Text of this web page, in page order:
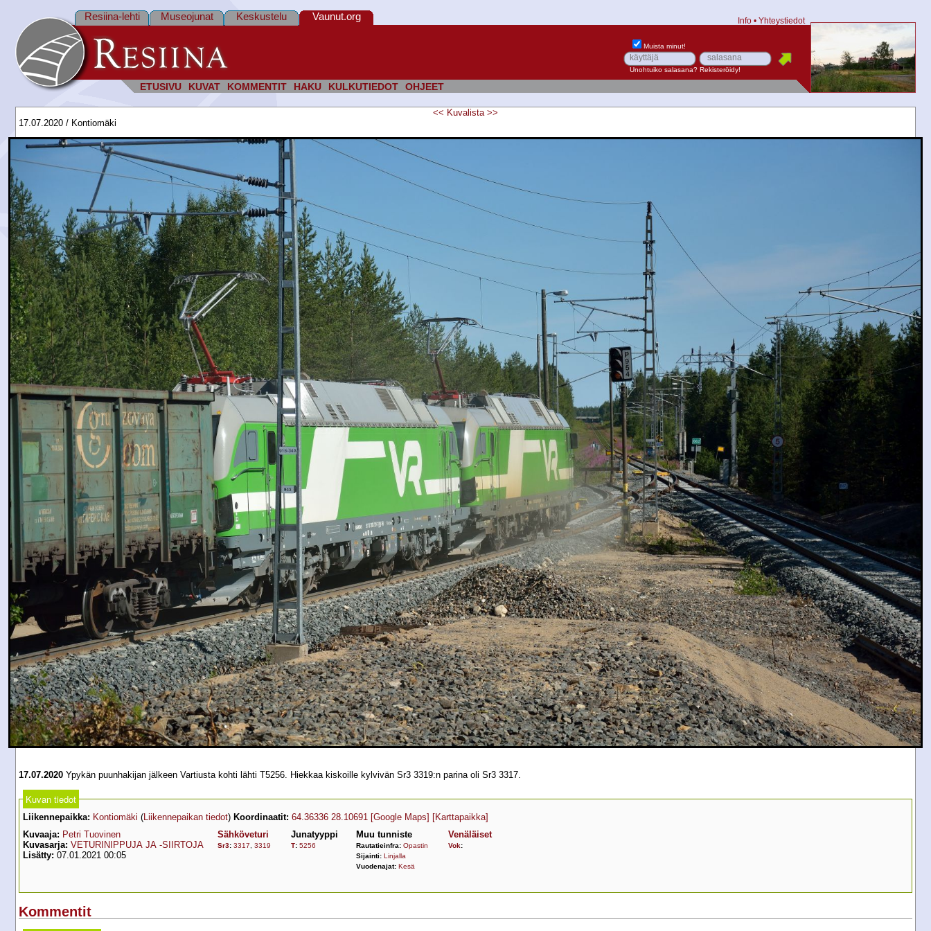
ETUSIVU KUVAT KOMMENTIT HAKU KULKUTIEDOT OHJEET
Resiina-lehti Museojunat Keskustelu Vaunut.org Info • Yhteystiedot
Muista minut!
Unohtuiko salasana? Rekisteröidy!
<< Kuvalista >>
17.07.2020 / Kontiomäki
17.07.2020 Ypykän puunhakijan jälkeen Vartiusta kohti lähti T5256. Hiekkaa kiskoille kylvivän Sr3 3319:n parina oli Sr3 3317.
Kuvan tiedot
Liikennepaikka: Kontiomäki (Liikennepaikan tiedot) Koordinaatit: 64.36336 28.10691 [Google Maps] [Karttapaikka]
Kuvaaja: Petri Tuovinen
Kuvasarja: VETURINIPPUJA JA -SIIRTOJA
Lisätty: 07.01.2021 00:05
Sähköveturi
Sr3: 3317 3319
Junatyyppi
T: 5256
Muu tunniste
Rautatieinfra: Opastin
Sijainti: Linjalla
Vuodenajat: Kesä
Venäläiset
Vok:
Kommentit